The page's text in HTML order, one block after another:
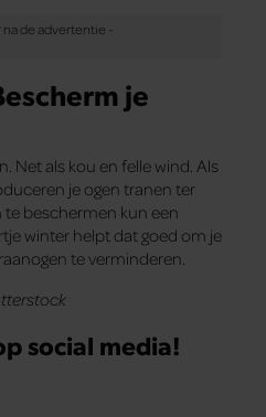
je
Net als kou en felle wind. Als
je ogen tranen ter
te beschermen kun een
winter helpt dat goed om je
te verminderen.
social media!